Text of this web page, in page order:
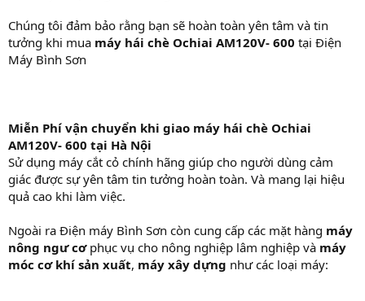
Chúng tôi đảm bảo rằng bạn sẽ hoàn toàn yên tâm và tin
tưởng khi mua máy hái chè Ochiai AM120V- 600 tại Điện
Máy Bình Sơn
Miễn Phí vận chuyển khi giao máy hái chè Ochiai
AM120V- 600 tại Hà Nội
Sử dụng máy cắt cỏ chính hãng giúp cho người dùng cảm
giác được sự yên tâm tin tưởng hoàn toàn. Và mang lại hiệu
quả cao khi làm việc.
Ngoài ra Điện máy Bình Sơn còn cung cấp các mặt hàng máy
nông ngư cơphục vụ cho nông nghiệp lâm nghiệp và máy
móc cơ khí sản xuất, máy xây dựng như các loại máy: